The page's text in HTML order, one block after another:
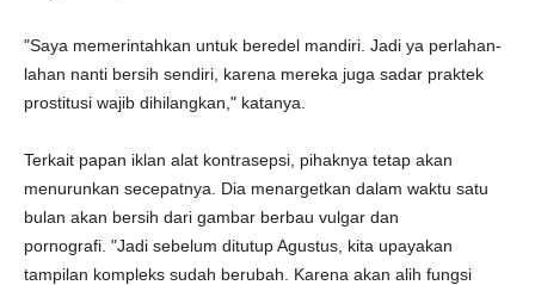
"Saya memerintahkan untuk beredel mandiri. Jadi ya perlahan-
lahan nanti bersih sendiri, karena mereka juga sadar praktek
prostitusi wajib dihilangkan," katanya.
Terkait papan iklan alat kontrasepsi, pihaknya tetap akan
menurunkan secepatnya. Dia menargetkan dalam waktu satu
bulan akan bersih dari gambar berbau vulgar dan
pornografi. "Jadi sebelum ditutup Agustus, kita upayakan
tampilan kompleks sudah berubah. Karena akan alih fungsi